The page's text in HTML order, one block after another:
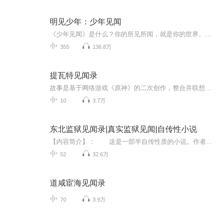
明见少年：少年见闻
355 136.8万
提瓦特见闻录
10 3.7万
东北监狱见闻录|真实监狱见闻|自传性小说
52 32.6万
道咸宦海见闻录
70 3.9万